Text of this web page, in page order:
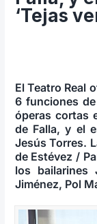
‘Tejas
El Teatro Real
6 funciones
óperas cortas
de Falla, y el
Jesús Torres.
de Estévez /
los bailarines
Jiménez, Pol